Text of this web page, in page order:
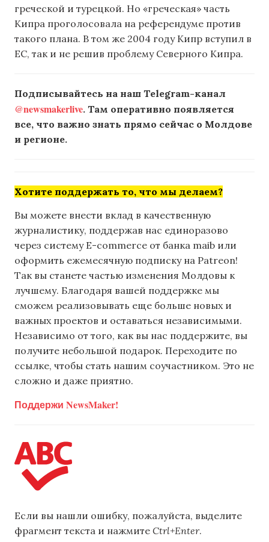
греческой и турецкой. Но «греческая» часть
Кипра проголосовала на референдуме против
такого плана. В том же 2004 году Кипр вступил в
ЕС, так и не решив проблему Северного Кипра.
Подписывайтесь на наш Telegram-канал
@newsmakerlive. Там оперативно появляется
все, что важно знать прямо сейчас о Молдове
и регионе.
Хотите поддержать то, что мы делаем?
Вы можете внести вклад в качественную
журналистику, поддержав нас единоразово
через систему E-commerce от банка maib или
оформить ежемесячную подписку на Patreon!
Так вы станете частью изменения Молдовы к
лучшему. Благодаря вашей поддержке мы
сможем реализовывать еще больше новых и
важных проектов и оставаться независимыми.
Независимо от того, как вы нас поддержите, вы
получите небольшой подарок. Переходите по
ссылке, чтобы стать нашим соучастником. Это не
сложно и даже приятно.
Поддержи NewsMaker!
Если вы нашли ошибку, пожалуйста, выделите
фрагмент текста и нажмите Ctrl+Enter.